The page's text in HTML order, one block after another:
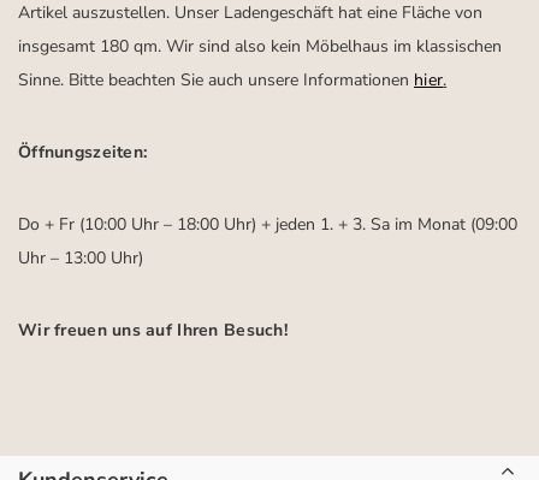
Artikel auszustellen. Unser Ladengeschäft hat eine Fläche von
insgesamt 180 qm. Wir sind also kein Möbelhaus im klassischen
Sinne. Bitte beachten Sie auch unsere Informationen hier.
Öffnungszeiten:
Do + Fr (10:00 Uhr – 18:00 Uhr) + jeden 1. + 3. Sa im Monat (09:00
Uhr – 13:00 Uhr)
Wir freuen uns auf Ihren Besuch!